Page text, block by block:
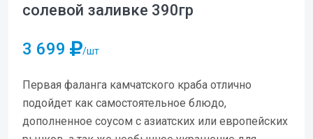
солевой заливке 390гр
3 699 /шт
Первая фаланга камчатского краба отлично
подойдет как самостоятельное блюдо,
дополненное соусом с азиатских или европейских